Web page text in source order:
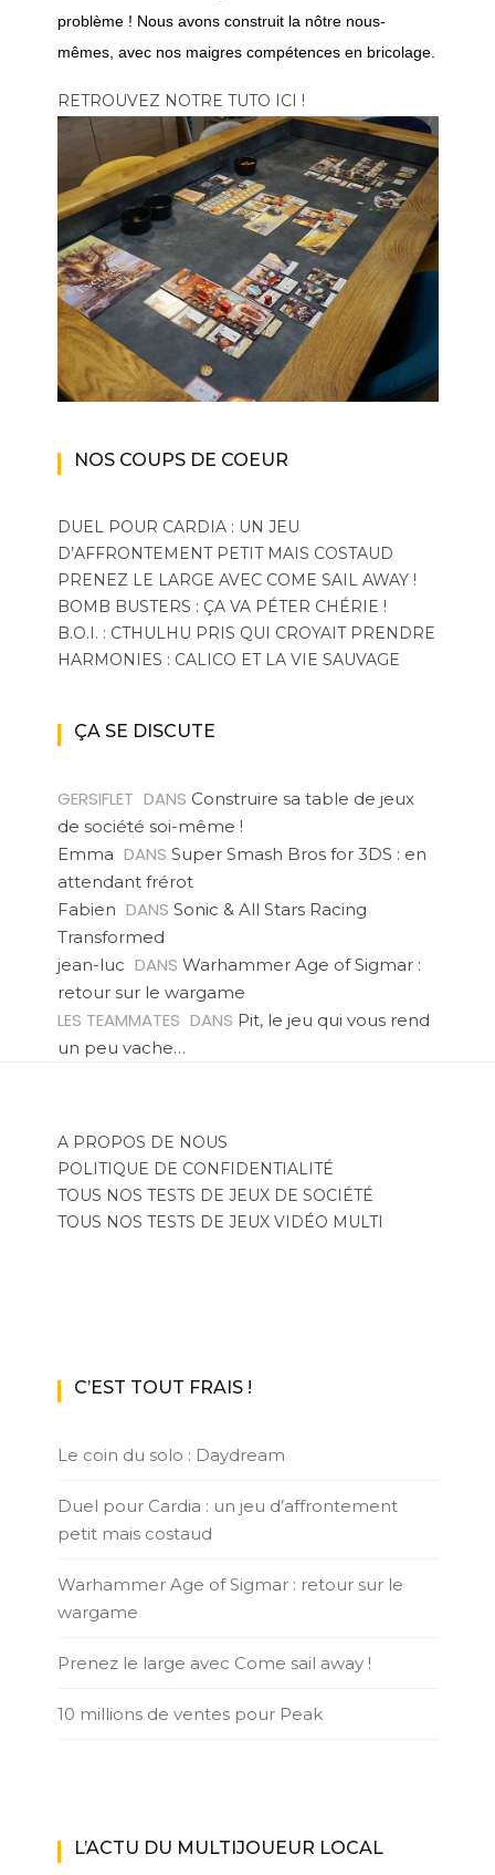
problème ! Nous avons construit la nôtre nous-
mêmes, avec nos maigres compétences en bricolage.
RETROUVEZ NOTRE TUTO ICI !
NOS COUPS DE COEUR
DUEL POUR CARDIA : UN JEU
D’AFFRONTEMENT PETIT MAIS COSTAUD
PRENEZ LE LARGE AVEC COME SAIL AWAY !
BOMB BUSTERS : ÇA VA PÉTER CHÉRIE !
B.O.I. : CTHULHU PRIS QUI CROYAIT PRENDRE
HARMONIES : CALICO ET LA VIE SAUVAGE
ÇA SE DISCUTE
GERSIFLET DANS Construire sa table de jeux
de société soi-même !
Emma DANS Super Smash Bros for 3DS : en
attendant frérot
Fabien DANS Sonic & All Stars Racing
Transformed
jean-luc DANS Warhammer Age of Sigmar :
retour sur le wargame
LES TEAMMATES DANS Pit, le jeu qui vous rend
un peu vache…
A PROPOS DE NOUS
POLITIQUE DE CONFIDENTIALITÉ
TOUS NOS TESTS DE JEUX DE SOCIÉTÉ
TOUS NOS TESTS DE JEUX VIDÉO MULTI
C’EST TOUT FRAIS !
Le coin du solo : Daydream
Duel pour Cardia : un jeu d’affrontement
petit mais costaud
Warhammer Age of Sigmar : retour sur le
wargame
Prenez le large avec Come sail away !
10 millions de ventes pour Peak
L’ACTU DU MULTIJOUEUR LOCAL